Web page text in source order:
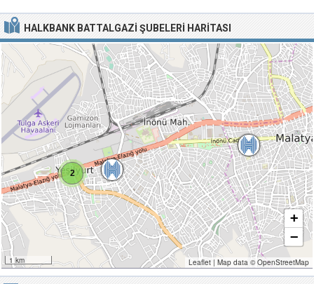
HALKBANK BATTALGAZI ŞUBELERI HARITASI
2
1 km
+
−
Leaflet | Map data ©OpenStreetMap